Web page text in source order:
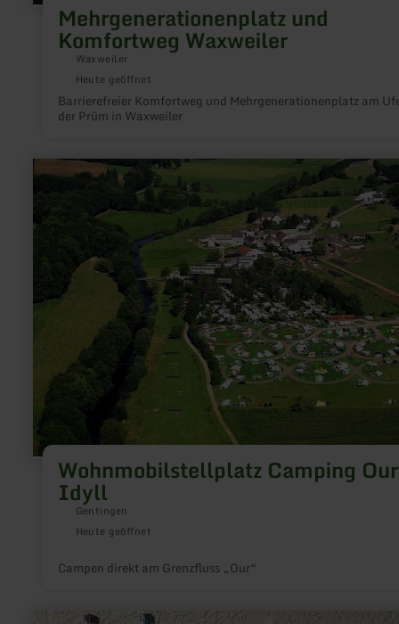
Mehrgenerationenplatz und
Komfortweg Waxweiler
Waxweiler
Heute geöffnet
Barrierefreier Komfortweg und Mehrgenerationenplatz am
der Prüm in Waxweiler
Wohnmobilstellplatz Camping
Idyll
Gentingen
Heute geöffnet
Campen direkt am Grenzfluss „Our“
mehr
erfahren
zu:
Wohnmobilstellplatz
Camping